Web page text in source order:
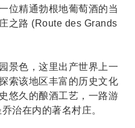
位精通勃根地葡萄酒的当
之路 (Route des Grands
景色，这里出产世界上一
索该地区丰富的历史文化
悠久的酿酒工艺，一路游
治在内的著名村庄。